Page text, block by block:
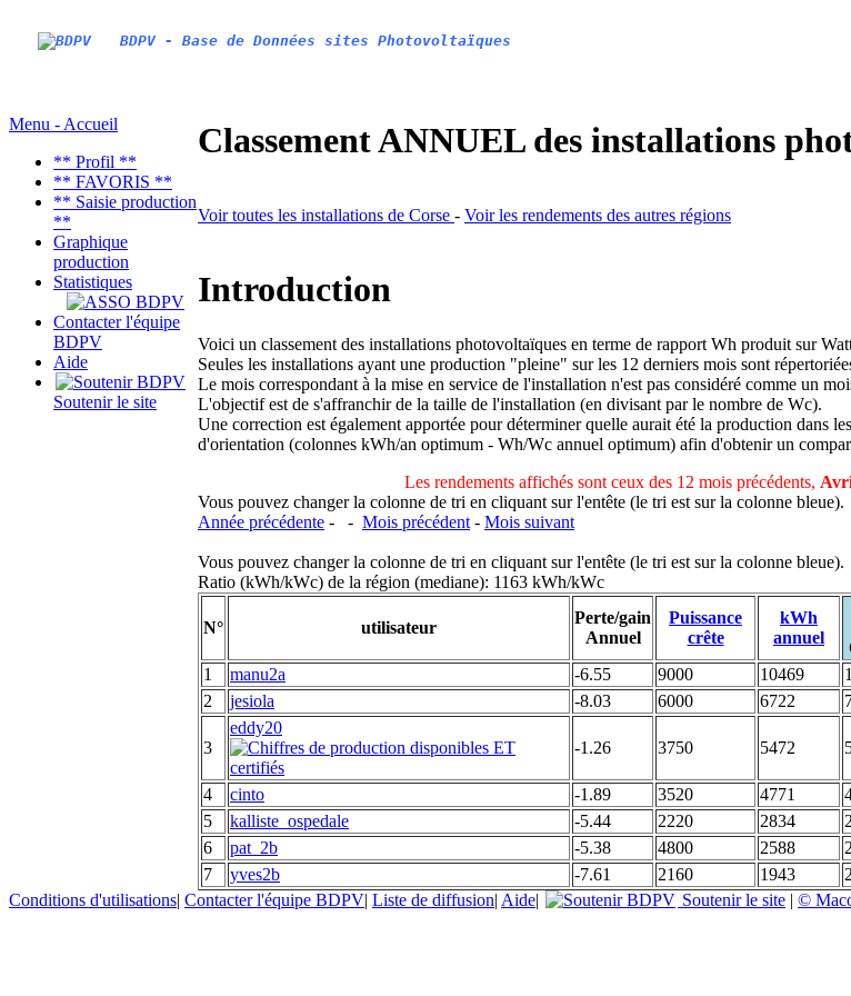
BDPV - Base de Données sites Photovoltaïques
Menu - Accueil
** Profil **
** FAVORIS **
** Saisie production
**
Graphique
production
Statistiques
Contacter l'équipe
BDPV
Aide
Soutenir le site
Classement ANNUEL des installations
Voir toutes les installations de Corse - Voir les rendements des autres régions
Introduction
Voici un classement des installations photovoltaïques en terme de rapport Wh produit sur
Seules les installations ayant une production "pleine" sur les 12 derniers mois sont
Le mois correspondant à la mise en service de l'installation n'est pas considéré comme un
L'objectif est de s'affranchir de la taille de l'installation (en divisant par le nombre de Wc).
Une correction est également apportée pour déterminer quelle aurait été la production dans
d'orientation (colonnes kWh/an optimum - Wh/Wc annuel optimum) afin d'obtenir un
Les rendements affichés sont ceux des 12 mois précédents,
Vous pouvez changer la colonne de tri en cliquant sur l'entête (le tri est sur la colonne bleue).
Année précédente - - Mois précédent - Mois suivant
Vous pouvez changer la colonne de tri en cliquant sur l'entête (le tri est sur la colonne bleue).
Ratio (kWh/kWc) de la région (mediane): 1163 kWh/kWc
N° utilisateur
Perte/gain
Annuel
Puissance
crête
kWh
annuel
1
manu2a -6.55 9000 10469
2
jesiola -8.03 6000 6722
3
eddy20
-1.26
3750 5472
4 cinto -1.89 3520 4771
5
kalliste_ospedale -5.44 2220 2834
6
pat_2b -5.38 4800 2588
7
yves2b -7.61 2160 1943
Conditions d'utilisations| Contacter l'équipe BDPV| Liste de diffusion| Aide| Soutenir le site | ©